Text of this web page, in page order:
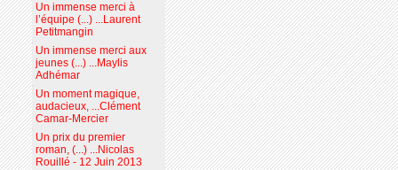
Un immense merci à
l’équipe (...) ...Laurent
Petitmangin
Un immense merci aux
jeunes (...) ...Maylis
Adhémar
Un moment magique,
audacieux, ...Clément
Camar-Mercier
Un prix du premier
roman, (...) ...Nicolas
Rouillé - 12 Juin 2013